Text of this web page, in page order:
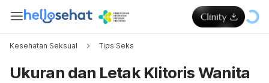
Kesehatan Seksual Tips Seks
Ukuran dan Letak Klitoris Wanita